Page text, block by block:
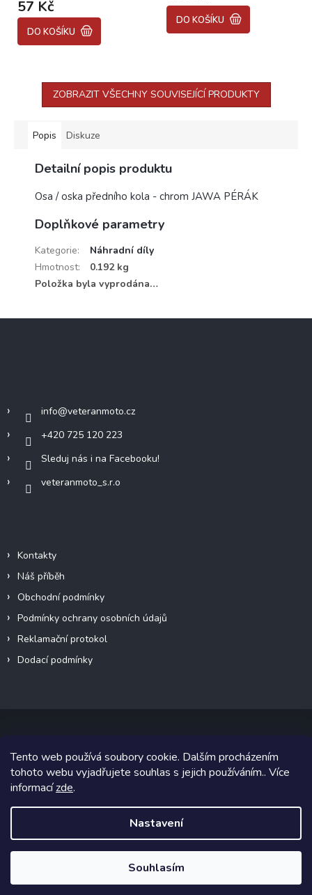
Tento web používá soubory cookie. Dalším procházením
tohoto webu vyjadřujete souhlas s jejich používáním.. Více
informacízde.
Nastavení
Souhlasím
57 Kč
DO KOŠÍKU
je
5,0DO KOŠÍKU
ZOBRAZIT VŠECHNY SOUVISEJÍCÍ PRODUKTY
Popis Diskuze
Detailní popis produktu
Osa / oska předního kola - chrom JAWA PÉRÁK
Doplňkové parametry
Kategorie:
Náhradní díly
Hmotnost:
0.192 kg
Položka byla vyprodána…
info@veteranmoto.cz
+420 725 120 223
Sleduj nás i na Facebooku!
veteranmoto_s.r.o
Kontakty
Náš příběh
Obchodní podmínky
Podmínky ochrany osobních údajů
Reklamační protokol
Dodací podmínky
Copyright 2026VeteránMoto s.r.o.. Všechna práva vyhrazena.
Grafický návrh vytvořil a na Shoptet implementoval
Shoptetak.cz.
Vytvořil Shoptet